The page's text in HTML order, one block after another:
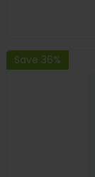
Save 36%